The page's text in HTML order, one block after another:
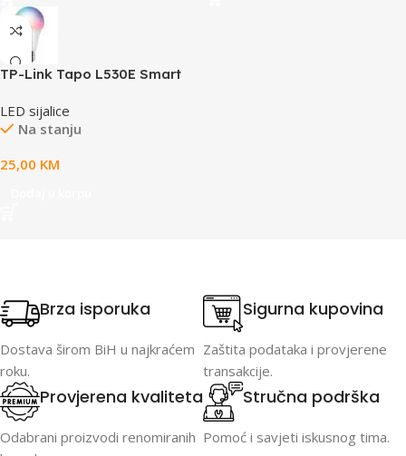
TP-Link Tapo L530E Smart
2.4 GHz, IEEE 802.11b/g/n,
E27 Base, 220–240 V, 50/60
Multicolor, No Hub Required,
LED sijalice
Na stanju
25,00 KM
Brza isporuka
Dostava širom BiH u najkraćem
roku.
Sigurna kupovina
Zaštita podataka i provjerene
transakcije.
Provjerena kvaliteta
Odabrani proizvodi renomiranih
Stručna podrška
Pomoć i savjeti iskusnog tima.